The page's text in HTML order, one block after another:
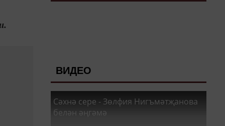
ВИДЕО
Сәхнә сере - Зөлфия Нигъмәтҗанова
белән әңгәмә